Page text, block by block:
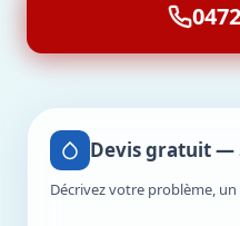
Devis gratuit —
Décrivez votre problème,